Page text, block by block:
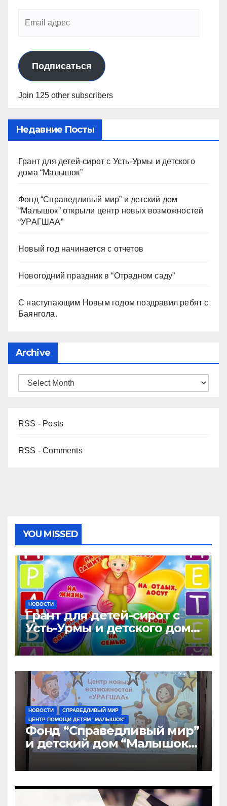
Подписаться
Join 125 other subscribers
Недавние Посты
Грант для детей-сирот с Усть-Урмы и детского
дома “Малышок”
Фонд “Справедливый мир” и детский дом
“Малышок” открыли центр новых возможностей
“УРАГШАА”
Новый год начинается с отчетов
Новогодний праздник в “Отрадном саду”
С наступающим Новым годом поздравил ребят с
Баянгола.
Archive
RSS - Posts
RSS - Comments
YOU MISSED
НОВОСТИ
Грант для детей-сирот с
Усть-Урмы и детского дома
“Малышок”
НОВОСТИ
СПРАВЕДЛИВЫЙ МИР
ЦЕНТР ПОМОЩИ ДЕТЯМ "МАЛЫШОК"
Фонд “Справедливый мир”
и детский дом “Малышок”
открыли центр новых
возможностей “УРАГШАА”